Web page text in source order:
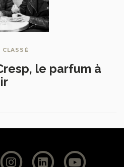
CLASSÉ
le parfum à